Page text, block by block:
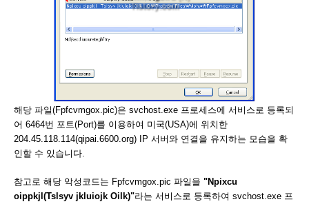
해당 파일(Fpfcvmgox.pic)은 svchost.exe 프로세스에 서비스로 등록되
어 6464번 포트(Port)를 이용하여 미국(USA)에 위치한
204.45.118.114(qipai.6600.org) IP 서버와 연결을 유지하는 모습을 확
인할 수 있습니다.
참고로 해당 악성코드는 Fpfcvmgox.pic 파일을 "Npixcu
oippkjl(Tslsyv jkluiojk Oilk)"라는 서비스로 등록하여 svchost.exe 프